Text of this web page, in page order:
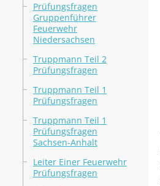
Prüfungsfragen
Gruppenführer
Feuerwehr
Niedersachsen
Truppmann Teil 2
Prüfungsfragen
Truppmann Teil 1
Prüfungsfragen
Truppmann Teil 1
Prüfungsfragen
Sachsen-Anhalt
Leiter Einer Feuerwehr
Prüfungsfragen